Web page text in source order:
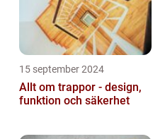
15 september 2024
Allt om trappor - design,
funktion och säkerhet